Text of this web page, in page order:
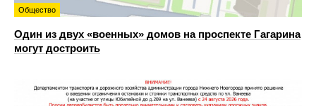
Общество
Один из двух «военных» домов на проспекте Гагарина
могут достроить